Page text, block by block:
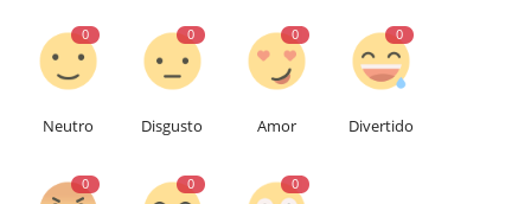
0
Neutro
0
Disgusto
0
Amor
0
Divertido
0 0 0